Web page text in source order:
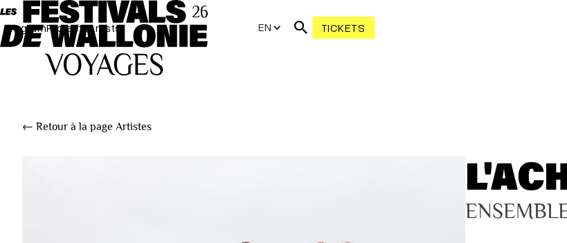
ProgramProjectsArtists EN TICKETS
← Retour à la page Artistes